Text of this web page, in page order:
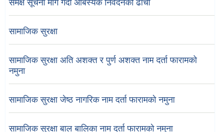
समक्ष सूचना माग गर्दा आबस्यक निवेदनको ढाँचा
सामाजिक सुरक्षा
सामाजिक सुरक्षा अति अशक्त र पुर्ण अशक्त नाम दर्ता फारामको
नमुना
सामाजिक सुरक्षा जेष्ठ नागरिक नाम दर्ता फारामको नमुना
सामाजिक सुरक्षा बाल बालिका नाम दर्ता फारामको नमुना